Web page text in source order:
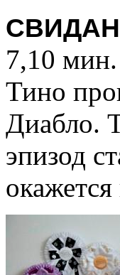
7,10 мин.
Тино
Диабло.
эпизод